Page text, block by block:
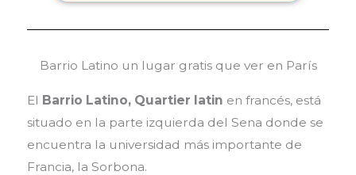
Barrio Latino un lugar gratis que ver en París
El Barrio Latino, Quartier latin en francés, está
situado en la parte izquierda del Sena donde se
encuentra la universidad más importante de
Francia, la Sorbona.